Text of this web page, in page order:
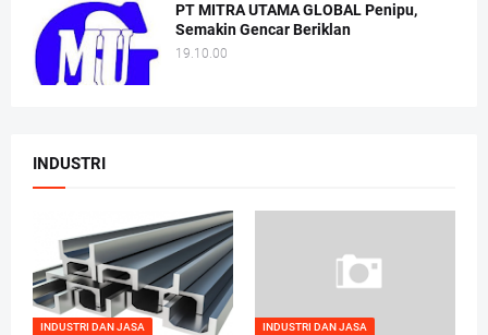
PT MITRA UTAMA GLOBAL Penipu,
Semakin Gencar Beriklan
19.10.00
INDUSTRI
INDUSTRI DAN JASA INDUSTRI DAN JASA